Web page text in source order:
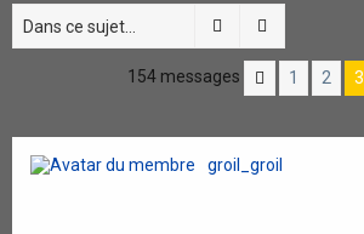
Rechercher
154 messages Précédente
1 2 3
groil_groil